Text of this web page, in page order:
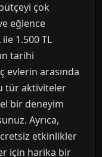
çok
eğlence
1.500 TL
tarihi
evlerin arasında
tür aktiviteler
bir deneyim
Ayrıca,
etkinlikler
için harika bir